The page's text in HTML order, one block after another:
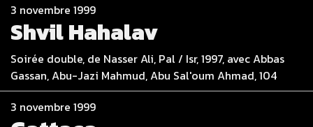
3 novembre 1999
Shvil Hahalav
Soirée double, de Nasser Ali, Pal / Isr, 1997, avec Abbas
Gassan, Abu-Jazi Mahmud, Abu Sal'oum Ahmad, 104
3 novembre 1999